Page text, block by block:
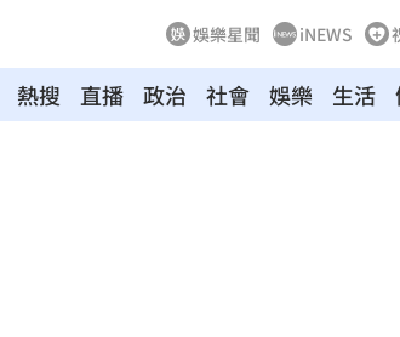
娛樂星聞 iNEWS
熱搜 直播 政治 社會 娛樂 生活